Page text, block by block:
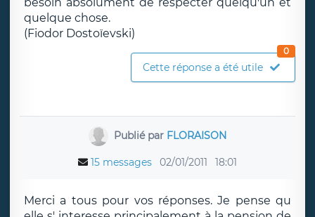
besoin absolument de respecter quelqu'un et
quelque chose.
(Fiodor Dostoïevski)
Cette réponse a été utile
0
Publié par FLORAISON
15 messages 02/01/2011 18:01
Merci a tous pour vos réponses. Je pense qu